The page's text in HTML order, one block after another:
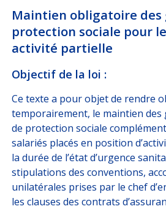
SOLUTIONS PROSDE L'ASSURANCE
DÉCRYPTAGES
NOUS
ESPACE
Choisissez votre
ASSURÉ
Maintien obligatoire des
protection sociale pour
activité partielle
Objectif de la loi :
Ce texte a pour objet de rendre
temporairement, le maintien des
de protection sociale
salariés placés en position
la durée de l’état d’urgence
stipulations des conventions,
unilatérales prises par le chef
les clauses des contrats